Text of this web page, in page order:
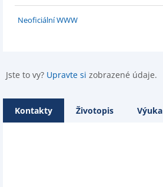
Neoficiální WWW
Jste to vy? Upravte si zobrazené údaje.
Kontakty Životopis Výuka